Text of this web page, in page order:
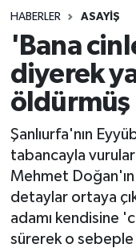
HABERLER ASAYIŞ
'Bana
diyerek
öldürmüş
Şanlıurfa'nın
tabancayla
Mehmet
detaylar ortaya
adamı kendisine
sürerek o
Spor
Teknoloji
Yaşam